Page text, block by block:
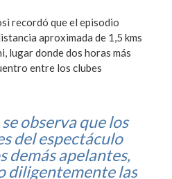
recordó que el episodio
aproximada de 1,5 kms
lugar donde dos horas más
entre los clubes
se observa que los
del espectáculo
demás apelantes,
diligentemente las